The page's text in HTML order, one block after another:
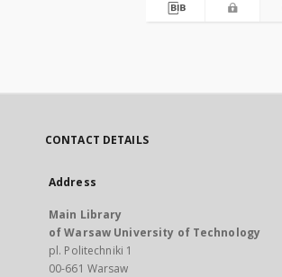
CONTACT DETAILS
Address
Main Library
of Warsaw University of Technology
pl. Politechniki 1
00-661 Warsaw